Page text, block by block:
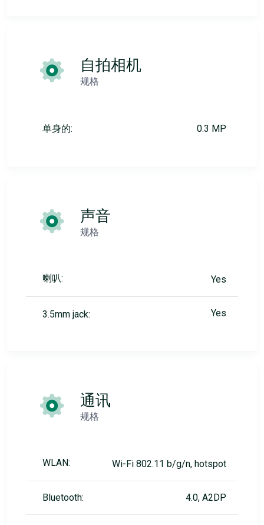
自拍相机
规格
单身的: 0.3 MP
声音
规格
喇叭: Yes
3.5mm jack: Yes
通讯
规格
WLAN: Wi-Fi 802.11 b/g/n, hotspot
Bluetooth: 4.0, A2DP